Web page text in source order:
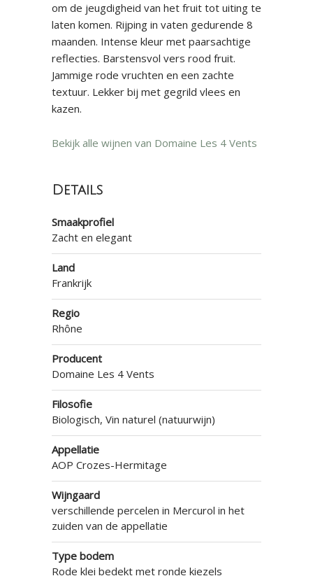
om de jeugdigheid van het fruit tot uiting te
laten komen. Rijping in vaten gedurende 8
maanden. Intense kleur met paarsachtige
reflecties. Barstensvol vers rood fruit.
Jammige rode vruchten en een zachte
textuur. Lekker bij met gegrild vlees en
kazen.
Bekijk alle wijnen van Domaine Les 4 Vents
Details
Smaakprofiel
Zacht en elegant
Land
Frankrijk
Regio
Rhône
Producent
Domaine Les 4 Vents
Filosofie
Biologisch, Vin naturel (natuurwijn)
Appellatie
AOP Crozes-Hermitage
Wijngaard
verschillende percelen in Mercurol in het
zuiden van de appellatie
Type bodem
Rode klei bedekt met ronde kiezels